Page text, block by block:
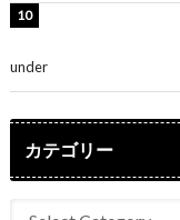
under
カテゴリー